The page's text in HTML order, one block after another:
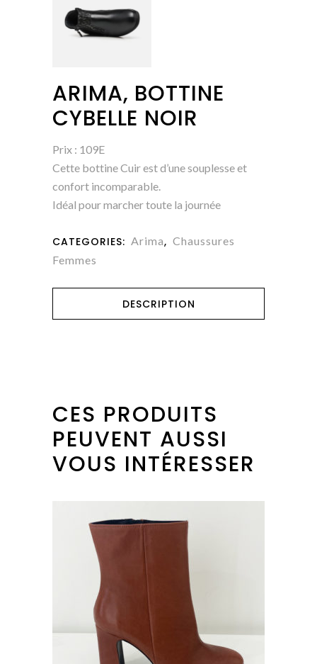
ARIMA, BOTTINE
CYBELLE NOIR
Prix : 109E
Cette bottine Cuir est d’une souplesse et
confort incomparable.
Idéal pour marcher toute la journée
CATEGORIES: Arima, Chaussures
Femmes
DESCRIPTION
CES PRODUITS
PEUVENT AUSSI
VOUS INTÉRESSER